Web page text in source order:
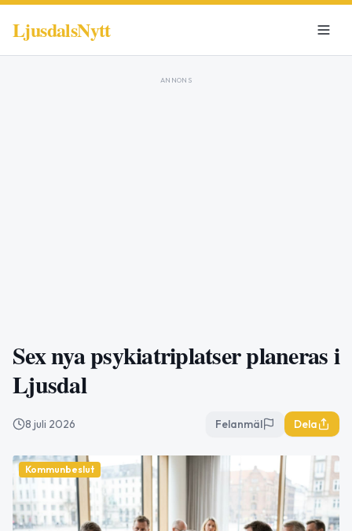
LjusdalsNytt
ANNONS
Sex nya psykiatriplatser planeras i
Ljusdal
8 juli 2026 Felanmäl Dela
Kommunbeslut